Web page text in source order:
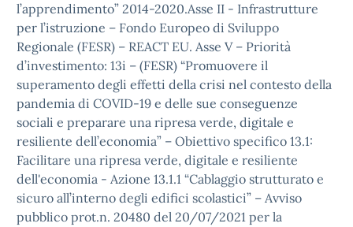
l’apprendimento” 2014-2020.Asse II - Infrastrutture
per l’istruzione – Fondo Europeo di Sviluppo
Regionale (FESR) – REACT EU. Asse V – Priorità
d’investimento: 13i – (FESR) “Promuovere il
superamento degli effetti della crisi nel contesto della
pandemia di COVID-19 e delle sue conseguenze
sociali e preparare una ripresa verde, digitale e
resiliente dell’economia” – Obiettivo specifico 13.1:
Facilitare una ripresa verde, digitale e resiliente
dell'economia - Azione 13.1.1 “Cablaggio strutturato e
sicuro all’interno degli edifici scolastici” – Avviso
pubblico prot.n. 20480 del 20/07/2021 per la